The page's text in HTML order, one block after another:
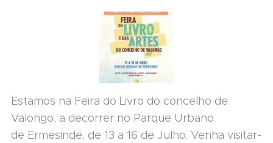
Estamos na Feira do Livro do concelho de
Valongo, a decorrer no Parque Urbano
de Ermesinde, de 13 a 16 de Julho. Venha visitar-